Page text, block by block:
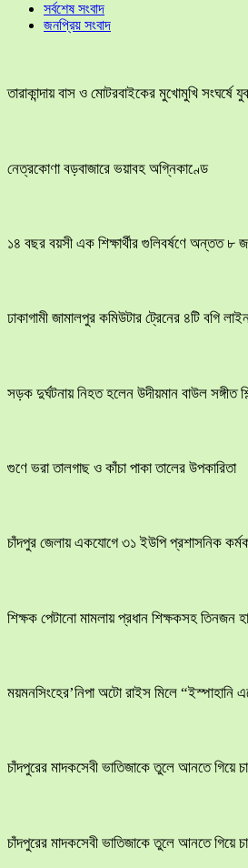
সর্বশেষ সংবাদ
জনপ্রিয় সংবাদ
তারাকান্দায় বাস ও মোটরবাইকের মুখোমুখি
নেত্রকোণা বড়বাজারে ভয়াবহ অগ্নিকাণ্ডে
১৪ বছর বয়সী এক শিক্ষার্থীর গুলিবর্ষণে অন্তত
ঢাকাগামী জামালপুর কমিউটার ট্রেনের ৪টি বগি
সড়ক দুর্ঘটনায় নিহত হলেন উদীয়মান বাউল সঙ্গীত
গুণে ভরা তালগাছ ও কাঁচা পাকা তালের উপকারিতা
চাঁদপুর জেলায় একযোগে ৩১ ইউপি প্রশাসনিক
শিক্ষক পেটানো মামলায় প্রধান শিক্ষকসহ তিনজন
ময়মনসিংহের’নিপা অটো রাইস মিলে
চাঁদপুরের মাদকসেবী ভাতিজাকে তুলে আনতে গিয়ে
চাঁদপুরের মাদকসেবী ভাতিজাকে তুলে আনতে গিয়ে